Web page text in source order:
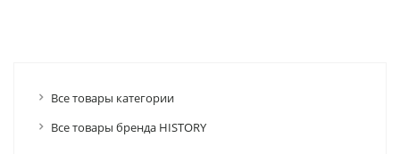
Все товары категории
Все товары бренда HISTORY